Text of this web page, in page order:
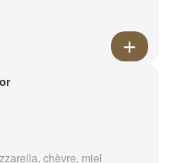
chèvre, miel